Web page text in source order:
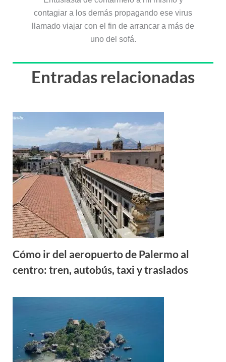
contagiar a los demás propagando ese virus
llamado viajar con el fin de arrancar a más de
uno del sofá.
Entradas relacionadas
Cómo ir del aeropuerto de Palermo al
centro: tren, autobús, taxi y traslados